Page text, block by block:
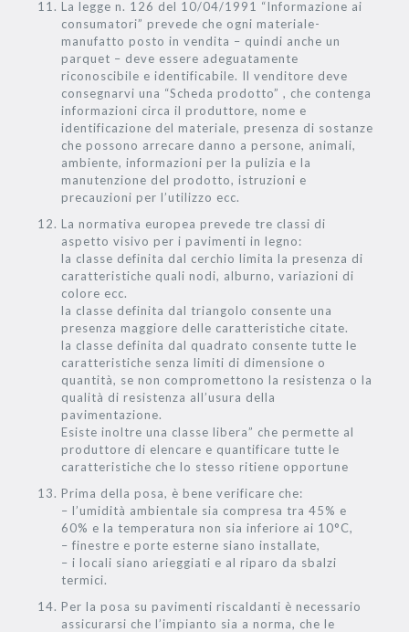
La legge n. 126 del 10/04/1991 “Informazione ai
consumatori” prevede che ogni materiale-
manufatto posto in vendita – quindi anche un
parquet – deve essere adeguatamente
riconoscibile e identificabile. Il venditore deve
consegnarvi una “Scheda prodotto” , che contenga
informazioni circa il produttore, nome e
identificazione del materiale, presenza di sostanze
che possono arrecare danno a persone, animali,
ambiente, informazioni per la pulizia e la
manutenzione del prodotto, istruzioni e
precauzioni per l’utilizzo ecc.
La normativa europea prevede tre classi di
aspetto visivo per i pavimenti in legno:
la classe definita dal cerchio limita la presenza di
caratteristiche quali nodi, alburno, variazioni di
colore ecc.
la classe definita dal triangolo consente una
presenza maggiore delle caratteristiche citate.
la classe definita dal quadrato consente tutte le
caratteristiche senza limiti di dimensione o
quantità, se non compromettono la resistenza o la
qualità di resistenza all’usura della
pavimentazione.
Esiste inoltre una classe libera” che permette al
produttore di elencare e quantificare tutte le
caratteristiche che lo stesso ritiene opportune
Prima della posa, è bene verificare che:
– l’umidità ambientale sia compresa tra 45% e
60% e la temperatura non sia inferiore ai 10°C,
– finestre e porte esterne siano installate,
– i locali siano arieggiati e al riparo da sbalzi
termici.
Per la posa su pavimenti riscaldanti è necessario
assicurarsi che l’impianto sia a norma, che le